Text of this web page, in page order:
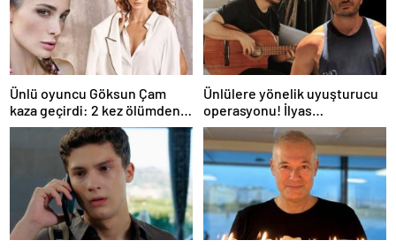
Ünlü oyuncu Göksun Çam
kaza geçirdi: 2 kez ölümden
döndüm
Ünlülere yönelik uyuşturucu
operasyonu! İlyas
Yalçıntaş'tan ilk açıklama